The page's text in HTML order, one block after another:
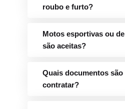
roubo e furto?
Motos esportivas ou
são aceitas?
Quais documentos
contratar?